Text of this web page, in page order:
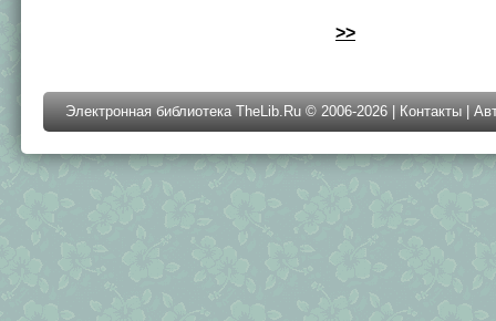
>>
Электронная библиотека TheLib.Ru © 2006-2026 | Контакты |